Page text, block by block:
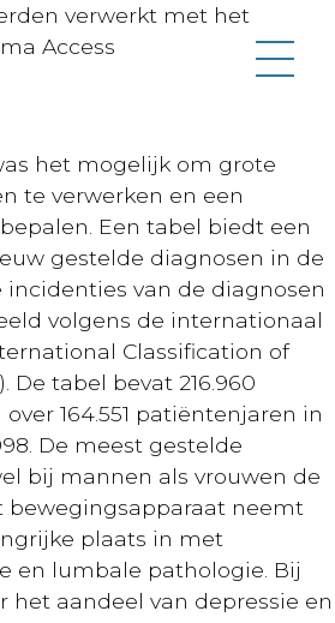
verwerkt met het
Access
het mogelijk om grote
te verwerken en een
Een tabel biedt een
gestelde diagnosen in de
incidenties van de diagnosen
volgens de internationaal
Classification of
De tabel bevat 216.960
164.551 patiëntenjaren in
De meest gestelde
bij mannen als vrouwen de
bewegingsapparaat neemt
plaats in met
en lumbale pathologie. Bij
het aandeel van depressie en